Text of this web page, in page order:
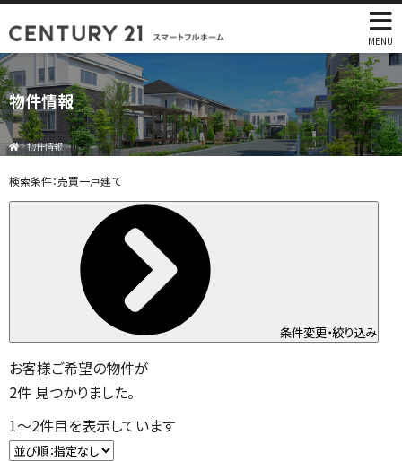
MENU
物件情報
>物件情報
検索条件：売買一戸建て
条件変更・絞り込み
お客様ご希望の物件が
2件 見つかりました。
1～2件目を表示しています